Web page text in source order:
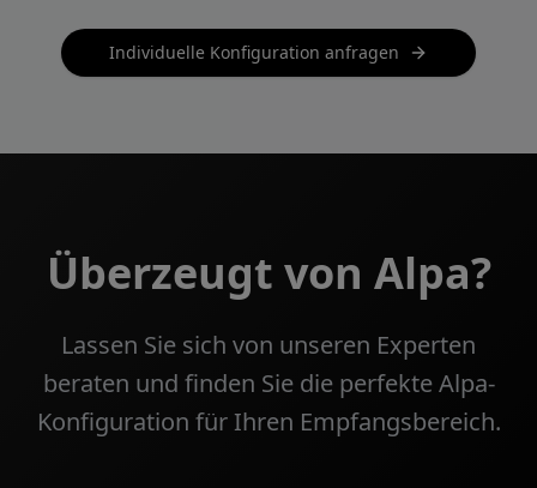
Individuelle Konfiguration anfragen
Überzeugt von Alpa?
Lassen Sie sich von unseren Experten
beraten und finden Sie die perfekte Alpa-
Konfiguration für Ihren Empfangsbereich.